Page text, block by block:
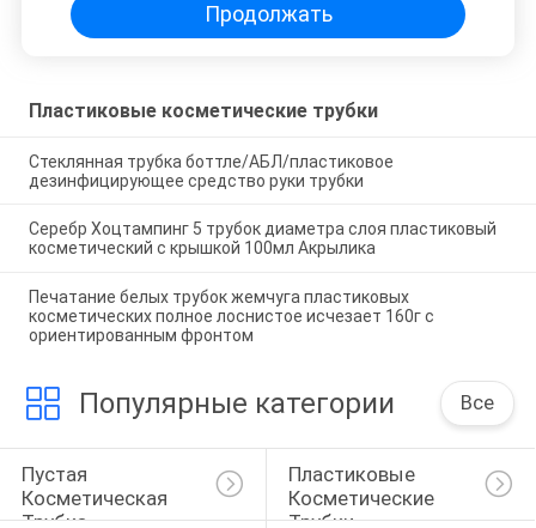
Продолжать
Пластиковые косметические трубки
Стеклянная трубка боттле/АБЛ/пластиковое
дезинфицирующее средство руки трубки
Серебр Хоцтампинг 5 трубок диаметра слоя пластиковый
косметический с крышкой 100мл Акрылика
Печатание белых трубок жемчуга пластиковых
косметических полное лоснистое исчезает 160г с
ориентированным фронтом
Популярные категории Все
Пустая
Косметическая
Трубка
Пластиковые
Косметические
Трубки